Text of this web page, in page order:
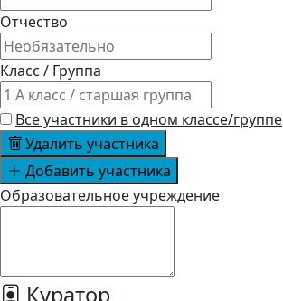
Отчество
Класс / Группа
Все участники в одном классе/группе
Удалить участника
Добавить участника
Образовательное учреждение
Куратор